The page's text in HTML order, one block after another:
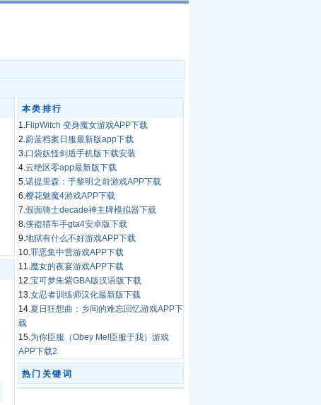
本类排行
1.FlipWitch 变身魔女游戏APP下载
2.蔚蓝档案日服最新版app下载
3.口袋妖怪剑盾手机版下载安装
4.云绝区零app最新版下载
5.诺提里森：于黎明之前游戏APP下载
6.樱花魅魔4游戏APP下载
7.假面骑士decade神主牌模拟器下载
8.侠盗猎车手gta4安卓版下载
9.地狱有什么不好游戏APP下载
10.罪恶集中营游戏APP下载
11.魔女的夜宴游戏APP下载
12.宝可梦朱紫GBA版汉语版下载
13.女忍者训练师汉化最新版下载
14.夏日狂想曲：乡间的难忘回忆游戏APP下
载
15.为你臣服（Obey Me!臣服于我）游戏
APP下载2
热门关键词